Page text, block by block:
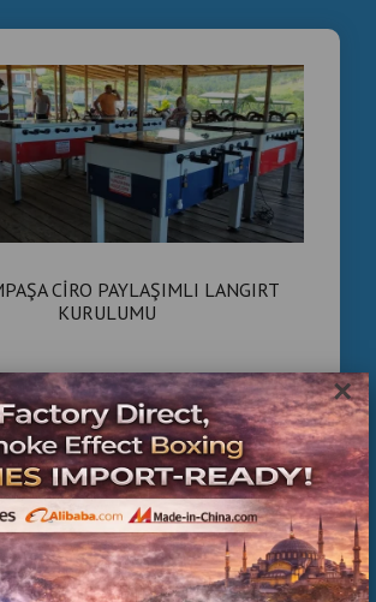
×
+90 537 718 07 47
, İstanbul , Avrupa , Yakası , Teknik ,
Servis , Destekli
CİRO PAYLAŞIMLI LANGIRT
KURULUMU